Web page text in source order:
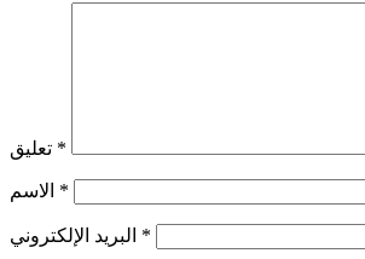
*
*
*